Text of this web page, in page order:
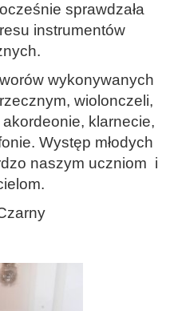
sprawdzała
instrumentów
wykonywanych
wiolonczeli,
klarnecie,
Występ młodych
naszym uczniom i